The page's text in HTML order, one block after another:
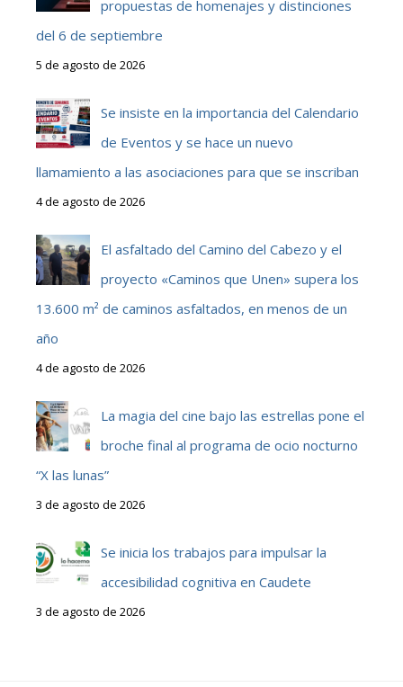
propuestas de homenajes y distinciones
del 6 de septiembre
5 de agosto de 2026
Se insiste en la importancia del Calendario
de Eventos y se hace un nuevo
llamamiento a las asociaciones para que se inscriban
4 de agosto de 2026
El asfaltado del Camino del Cabezo y el
proyecto «Caminos que Unen» supera los
13.600 m² de caminos asfaltados, en menos de un
año
4 de agosto de 2026
La magia del cine bajo las estrellas pone el
broche final al programa de ocio nocturno
“X las lunas”
3 de agosto de 2026
Se inicia los trabajos para impulsar la
accesibilidad cognitiva en Caudete
3 de agosto de 2026